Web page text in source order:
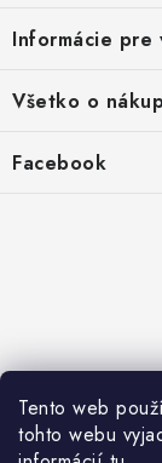
Tento web
tohto webu
äInformácie pre
Registrace
Všetko o
Facebook